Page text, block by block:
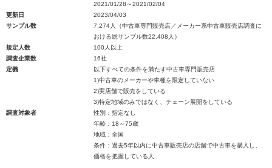
2021/01/28～2021/02/04
更新日
2023/04/03
サンプル数
7,274人（中古車専門販売店／メーカー系中古車販売店調査に
おける総サンプル数22,408人）
規定人数
100人以上
調査企業数
16社
定義
以下すべての条件を満たす中古車専門販売店
1)中古車のメーカーや車種を限定していない
2)実店舗で販売をしている
3)特定地域のみではなく、チェーン展開をしている
調査対象者
性別：指定なし
年齢：18～75歳
地域：全国
条件：過去5年以内に中古車販売店の店舗で中古車を購入し、
価格を把握している人